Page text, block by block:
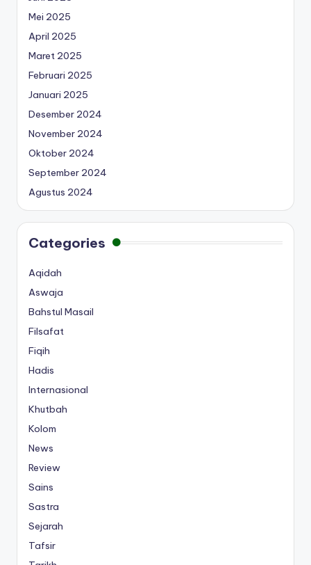
Mei 2025
April 2025
Maret 2025
Februari 2025
Januari 2025
Desember 2024
November 2024
Oktober 2024
September 2024
Agustus 2024
Categories
Aqidah
Aswaja
Bahstul Masail
Filsafat
Fiqih
Hadis
Internasional
Khutbah
Kolom
News
Review
Sains
Sastra
Sejarah
Tafsir